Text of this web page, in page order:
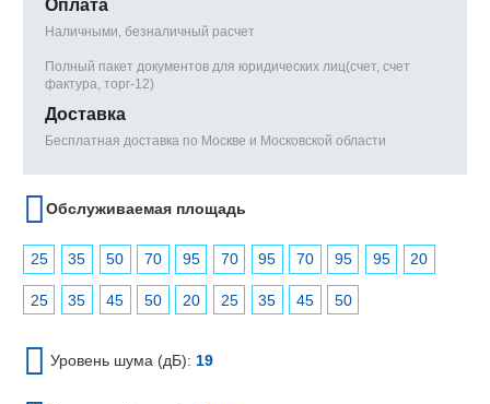
Оплата
Наличными, безналичный расчет
Полный пакет документов для юридических лиц(счет, счет
фактура, торг-12)
Доставка
Бесплатная доставка по Москве и Московской области
Обслуживаемая площадь
25 35 50 70 95 70 95 70 95 95 20
25 35 45 50 20 25 35 45 50
Уровень шума (дБ): 19